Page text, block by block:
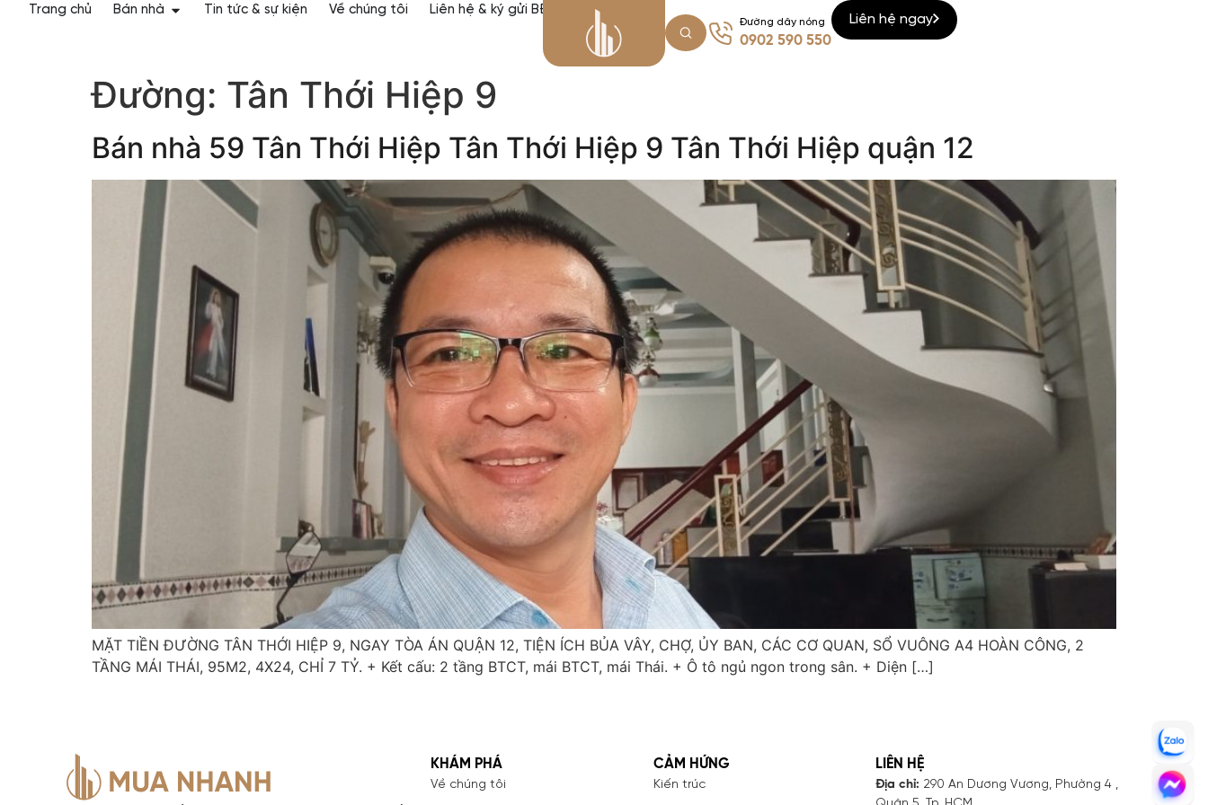
Trang chủ Bán nhà Tin tức & sự kiện Về chúng tôi Liên hệ & ký gửi BĐS
Đường dây nóng
0902 590 550
Liên hệ ngay
Đường: Tân Thới Hiệp 9
Bán nhà 59 Tân Thới Hiệp Tân Thới Hiệp 9 Tân Thới Hiệp quận 12
MẶT TIỀN ĐƯỜNG TÂN THỚI HIỆP 9, NGAY TÒA ÁN QUẬN 12, TIỆN ÍCH BỦA VÂY, CHỢ, ỦY BAN, CÁC CƠ QUAN, SỔ VUÔNG A4 HOÀN CÔNG, 2
TẦNG MÁI THÁI, 95M2, 4X24, CHỈ 7 TỶ. + Kết cấu: 2 tầng BTCT, mái BTCT, mái Thái. + Ô tô ngủ ngon trong sân. + Diện […]
KHÁM PHÁ
Về chúng tôi
CẢM HỨNG
Kiến trúc
LIÊN HỆ
Địa chỉ: 290 An Dương Vương, Phường 4 ,